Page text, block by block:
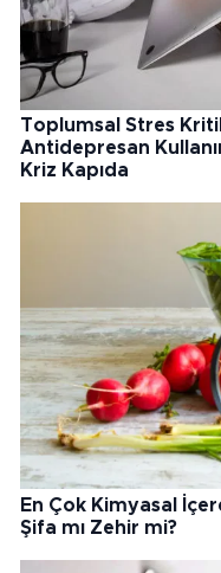
Toplumsal Stres
Antidepresan
Kriz Kapıda
En Çok Kimyasal
Şifa mı Zehir mi?